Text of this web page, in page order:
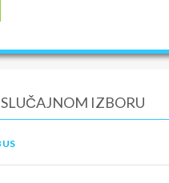
IZBORU